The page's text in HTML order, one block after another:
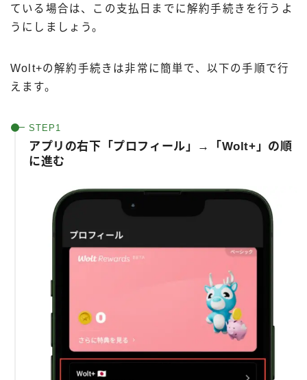
ている場合は、この支払日までに解約手続きを行うよ
うにしましょう。
Wolt+の解約手続きは非常に簡単で、以下の手順で行
えます。
アプリの右下「プロフィール」→「Wolt+」の順
に進む